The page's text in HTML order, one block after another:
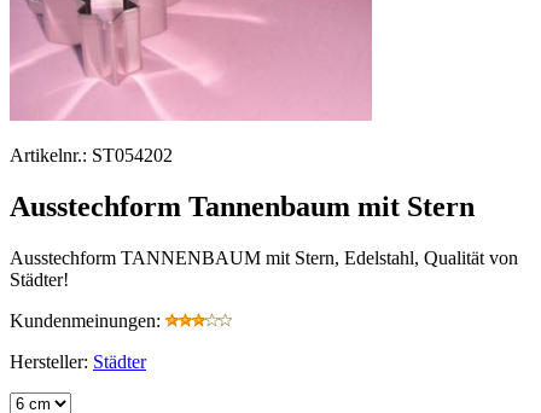
Artikelnr.: ST054202
Ausstechform Tannenbaum mit Stern
Ausstechform TANNENBAUM mit Stern, Edelstahl, Qualität von
Städter!
Kundenmeinungen:
Hersteller: Städter